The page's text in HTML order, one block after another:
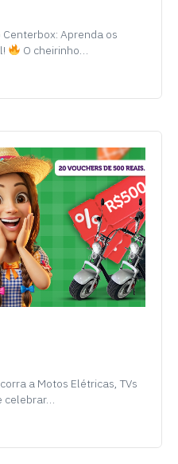
Centerbox: Aprenda os
O cheirinho…
a Motos Elétricas, TVs
celebrar…